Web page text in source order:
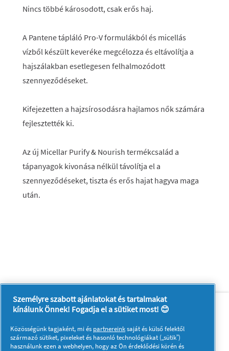
Nincs többé károsodott, csak erős haj.
A Pantene tápláló Pro-V formulákból és micellás
vízből készült keveréke megcélozza és eltávolítja a
hajszálakban esetlegesen felhalmozódott
szennyeződéseket.
Kifejezetten a hajzsírosodásra hajlamos nők számára
fejlesztették ki.
Az új Micellar Purify & Nourish termékcsalád a
tápanyagok kivonása nélkül távolítja el a
szennyeződéseket, tiszta és erős hajat hagyva maga
után.
Rólunk
Kapcsolatfelvétel
A pg.com felkeresése
Kövessen minket:
Személyre szabott ajánlatokat és tartalmakat
kínálunk Önnek! Fogadja el a sütiket most! 😊
Közösségünk tagjaként, mi és partnereinksaját és külső felektől
származó sütiket, pixeleket és hasonló technológiákat („sütik”)
használunk ezen a webhelyen, hogy az Ön érdeklődési körén és